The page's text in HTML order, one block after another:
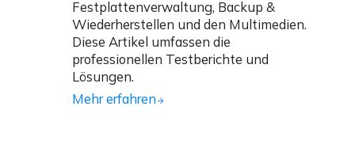
Festplattenverwaltung, Backup &
Wiederherstellen und den Multimedien.
Diese Artikel umfassen die
professionellen Testberichte und
Lösungen.
Mehr erfahren